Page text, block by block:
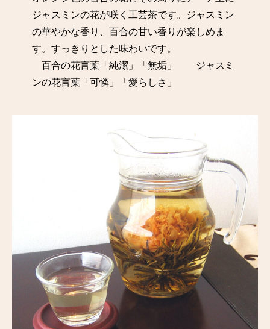
ジャスミンの花が咲く工芸茶です。ジャスミン
の華やかな香り、百合の甘い香りが楽しめま
す。すっきりとした味わいです。
百合の花言葉「純潔」「無垢」 ジャスミ
ンの花言葉「可憐」「愛らしさ」